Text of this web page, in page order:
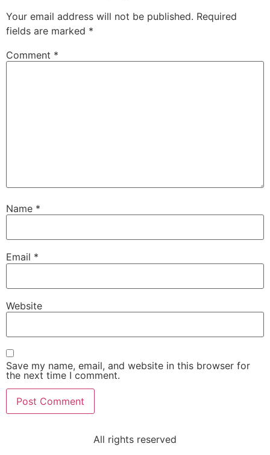
Prof. Bhavanari Satyanarayana & Smt. Jayalakshmi
Your email address will not be published. Required
fields are marked *
Comment *
Name *
Email *
Website
Save my name, email, and website in this browser for
the next time I comment.
All rights reserved